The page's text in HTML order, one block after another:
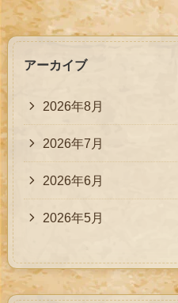
アーカイブ
2026年8月
2026年7月
2026年6月
2026年5月